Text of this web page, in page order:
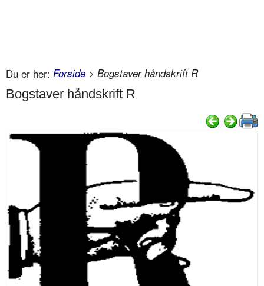
Du er her: Forside > Bogstaver håndskrift R
Bogstaver håndskrift R